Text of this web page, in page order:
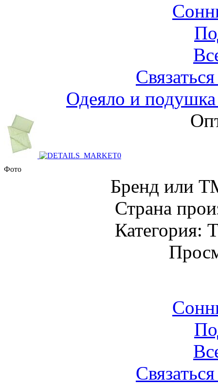
Одеяло и
Фото
Бренд или
Страна
Категория: